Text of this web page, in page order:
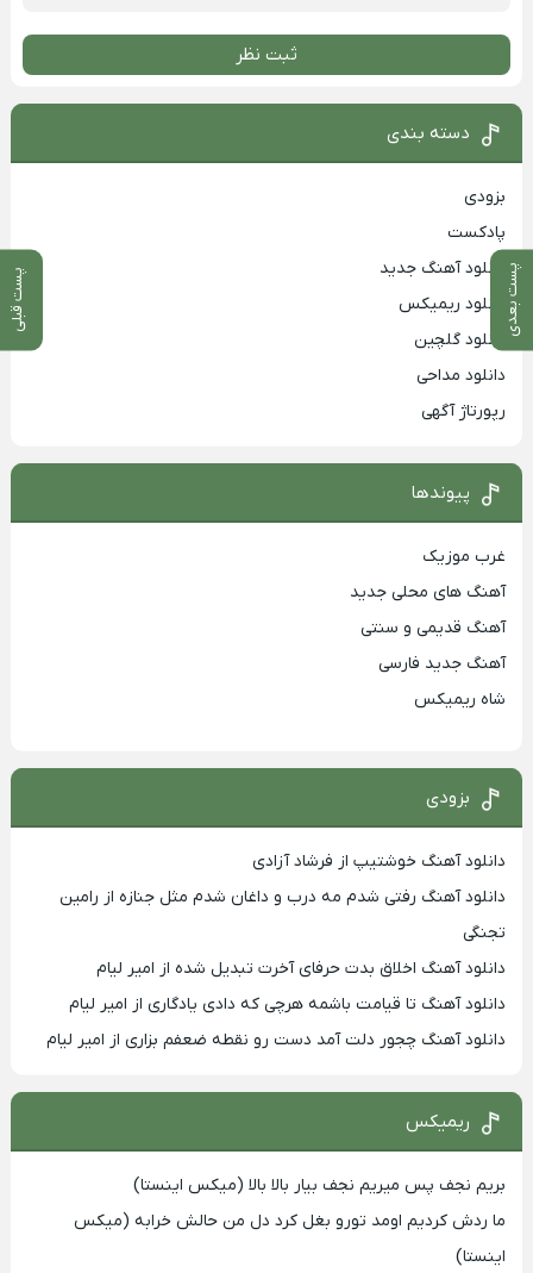
پست بعدی پست قبلی
ثبت نظر
دسته بندی
بزودی
پادکست
دانلود آهنگ جدید
دانلود ریمیکس
دانلود گلچین
دانلود مداحی
رپورتاژ آگهی
پیوندها
غرب موزیک
آهنگ های محلی جدید
آهنگ قدیمی و سنتی
آهنگ جدید فارسی
شاه ریمیکس
بزودی
دانلود آهنگ خوشتیپ از فرشاد آزادی
دانلود آهنگ رفتی شدم مه درب و داغان شدم مثل جنازه از رامین
تجنگی
دانلود آهنگ اخلاق بدت حرفای آخرت تبدیل شده از امیر لیام
دانلود آهنگ تا قیامت باشمه هرچی که دادی یادگاری از امیر لیام
دانلود آهنگ چجور دلت آمد دست رو نقطه ضعفم بزاری از امیر لیام
ریمیکس
بریم نجف پس میریم نجف بیار بالا بالا (میکس اینستا)
ما ردش کردیم اومد تورو بغل کرد دل من حالش خرابه (میکس
اینستا)